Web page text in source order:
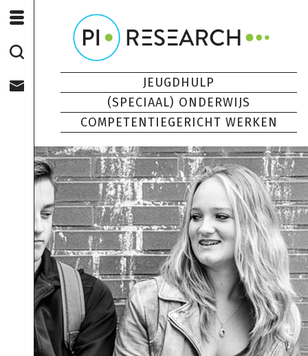
JEUGDHULP
(SPECIAAL) ONDERWIJS
COMPETENTIEGERICHT WERKEN